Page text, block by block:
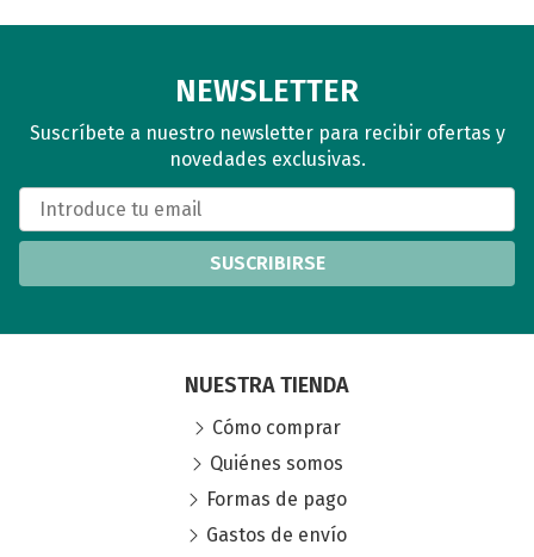
NEWSLETTER
Suscríbete a nuestro newsletter para recibir ofertas y
novedades exclusivas.
SUSCRIBIRSE
NUESTRA TIENDA
Cómo comprar
Quiénes somos
Formas de pago
Gastos de envío